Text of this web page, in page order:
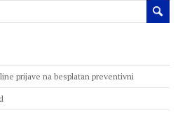
prijave na besplatan preventivni